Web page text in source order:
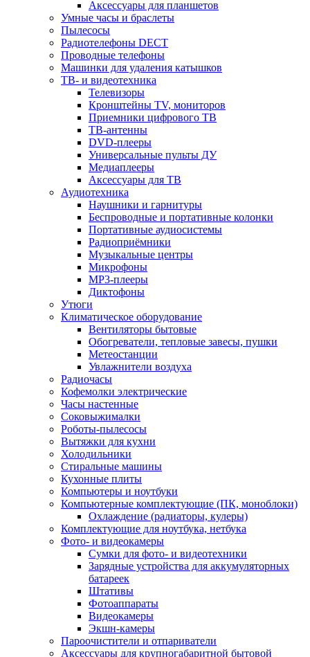
Аксессуары для планшетов
Умные часы и браслеты
Пылесосы
Радиотелефоны DECT
Проводные телефоны
Машинки для удаления катышков
ТВ- и видеотехника
Телевизоры
Кронштейны TV, мониторов
Приемники цифрового ТВ
ТВ-антенны
DVD-плееры
Универсальные пульты ДУ
Медиаплееры
Аксессуары для ТВ
Аудиотехника
Наушники и гарнитуры
Беспроводные и портативные колонки
Портативные аудиосистемы
Радиоприёмники
Музыкальные центры
Микрофоны
MP3-плееры
Диктофоны
Утюги
Климатическое оборудование
Вентиляторы бытовые
Обогреватели, тепловые завесы, пушки
Метеостанции
Увлажнители воздуха
Радиочасы
Кофемолки электрические
Часы настенные
Соковыжималки
Роботы-пылесосы
Вытяжки для кухни
Холодильники
Стиральные машины
Кухонные плиты
Компьютеры и ноутбуки
Компьютерные комплектующие (ПК, моноблоки)
Охлаждение (радиаторы, кулеры)
Комплектующие для ноутбука, нетбука
Фото- и видеокамеры
Сумки для фото- и видеотехники
Зарядные устройства для аккумуляторных
батареек
Штативы
Фотоаппараты
Видеокамеры
Экшн-камеры
Пароочистители и отпариватели
Аксессуары для крупногабаритной бытовой